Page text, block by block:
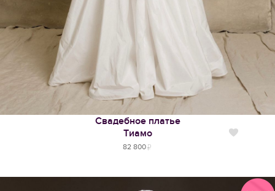
Свадебное платье
Тиамо
82 800